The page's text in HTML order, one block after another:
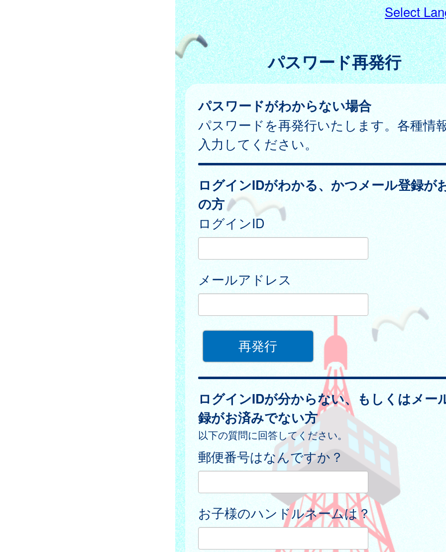
Select
パスワード再発行
パスワードがわからない場合
パスワードを再発行いたします。各種情
入力してください。
ログインIDがわかる、かつメール登録が
の方
ログインID
メールアドレス
ログインIDが分からない、もしくはメー
録がお済みでない方
以下の質問に回答してください。
郵便番号はなんですか？
お子様のハンドルネームは？